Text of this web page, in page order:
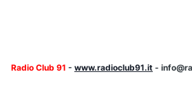
Radio Club 91 - www.radioclub91.it -